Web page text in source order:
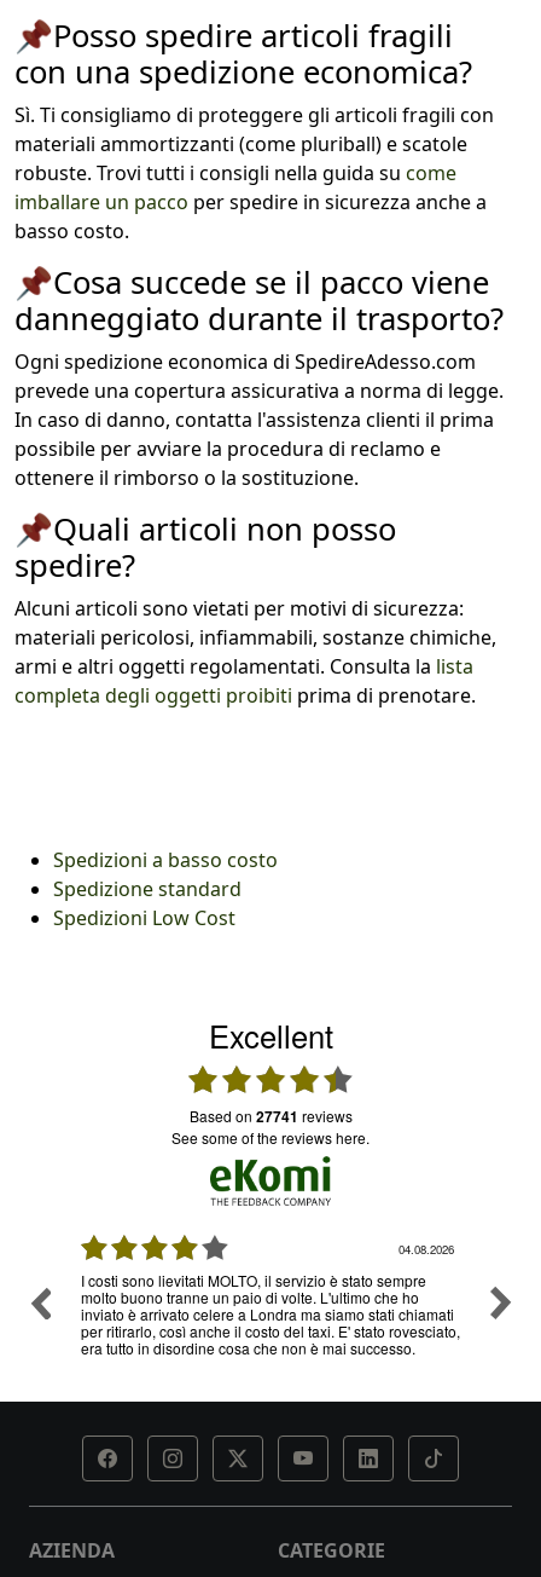
📌Posso spedire articoli fragili
con una spedizione economica?
Sì. Ti consigliamo di proteggere gli articoli fragili con
materiali ammortizzanti (come pluriball) e scatole
robuste. Trovi tutti i consigli nella guida su come
imballare un pacco per spedire in sicurezza anche a
basso costo.
📌Cosa succede se il pacco viene
danneggiato durante il trasporto?
Ogni spedizione economica di SpedireAdesso.com
prevede una copertura assicurativa a norma di legge.
In caso di danno, contatta l'assistenza clienti il prima
possibile per avviare la procedura di reclamo e
ottenere il rimborso o la sostituzione.
📌Quali articoli non posso
spedire?
Alcuni articoli sono vietati per motivi di sicurezza:
materiali pericolosi, infiammabili, sostanze chimiche,
armi e altri oggetti regolamentati. Consulta la lista
completa degli oggetti proibiti prima di prenotare.
Spedizioni a basso costo
Spedizione standard
Spedizioni Low Cost
Excellent
based on 27741 reviews
see some of the reviews here.
04.08.2026
I costi sono lievitati MOLTO, il servizio è stato sempre
molto buono tranne un paio di volte. L'ultimo che ho
inviato è arrivato celere a Londra ma siamo stati chiamati
per ritirarlo, così anche il costo del taxi. E' stato rovesciato,
era tutto in disordine cosa che non è mai successo.
AZIENDA CATEGORIE